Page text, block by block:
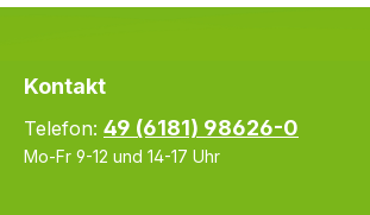
Kontakt
Telefon: 49 (6181) 98626-0
Mo-Fr 9-12 und 14-17 Uhr